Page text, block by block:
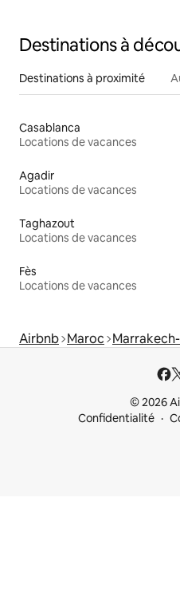
Destinations à
Destinations à proximité
Casablanca
Locations de vacances
Agadir
Locations de vacances
Taghazout
Locations de vacances
Fès
Locations de vacances
Airbnb Maroc
© 2026
Confidentialité